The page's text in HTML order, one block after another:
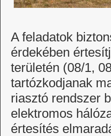
A feladatok
érdekében
területén (08/1,
tartózkodjanak
riasztó rendszer
elektromos
értesítés